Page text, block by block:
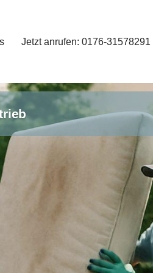
Jetzt anrufen: 0176-31578291
Jetzt anrufen: 0176-31578291